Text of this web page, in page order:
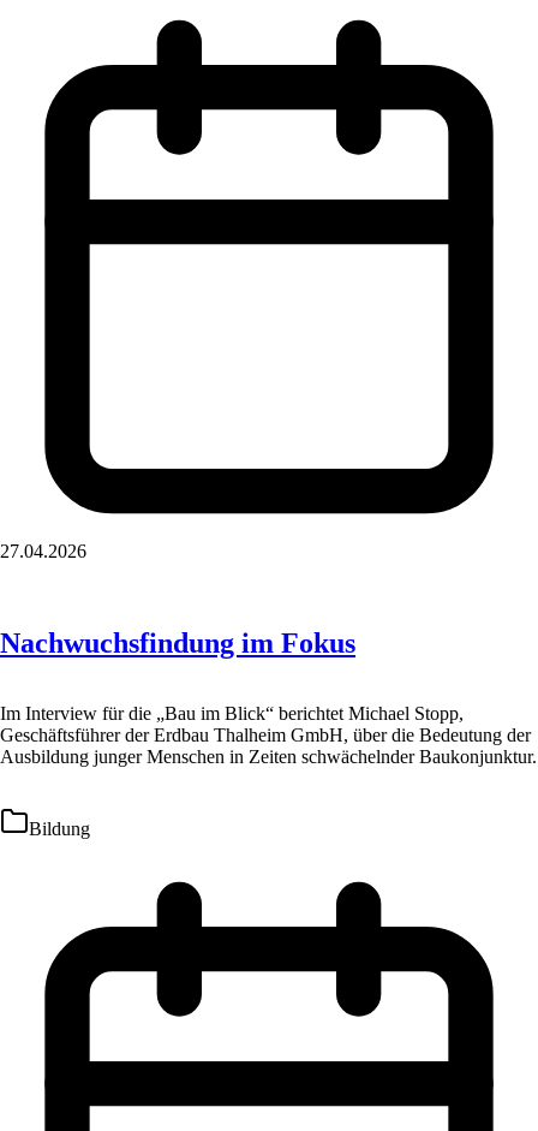
27.04.2026
Nachwuchsfindung im Fokus
Im Interview für die „Bau im Blick“ berichtet Michael Stopp,
Geschäftsführer der Erdbau Thalheim GmbH, über die Bedeutung der
Ausbildung junger Menschen in Zeiten schwächelnder Baukonjunktur.
Bildung